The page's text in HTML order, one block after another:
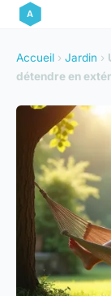
Accueil › Jardin ›
détendre en